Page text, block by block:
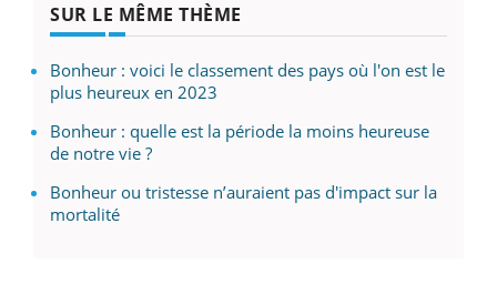
SUR LE MÊME THÈME
Bonheur : voici le classement des pays où l'on est le
plus heureux en 2023
Bonheur : quelle est la période la moins heureuse
de notre vie ?
Bonheur ou tristesse n’auraient pas d'impact sur la
mortalité